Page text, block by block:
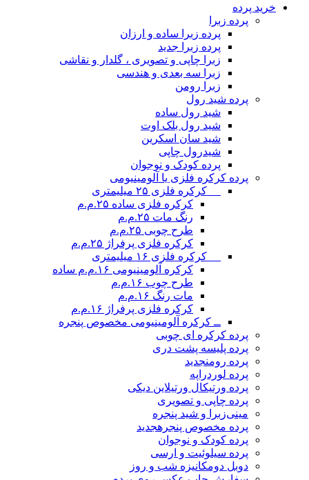
خرید پرده
پرده زبرا
پرده زبرا ساده و ارزان
پرده زبرا جدید
زبرا چاپی و تصویری ، گلدار و نقاشی
زبرا سه بعدی و هندسی
زبرا رومن
پرده شید رول
شید رول ساده
شید رول بلک اوت
شید سان اسکرین
شیدرول چاپی
پرده کودک و نوجوان
پرده کرکره فلزی یا آلومینیومی
__ کرکره فلزی ۲۵ میلیمتری
کرکره فلزی ساده ۲۵.م.م
رنگ مات ۲۵.م.م
طرح چوبی ۲۵.م.م
کرکره فلزی پرفراژ ۲۵.م.م
__ کرکره فلزی ۱۶ میلیمتری
کرکره آلومینیومی ۱۶.م.م ساده
طرح چوب ۱۶.م.م
مات رنگ ۱۶.م.م
کرکره فلزی پرفراژ ۱۶.م.م
ــ کرکره آلومینیومی مخصوص پنجره
پرده کرکره ای چوبی
پرده پلیسه پشت دری
پرده رومنجدید
پرده لوردراپه
پرده ورتیکال ورتیلاین دیکی
پرده چاپی و تصویری
مینی‌زبرا و شید پنجره
پرده مخصوص پنجره جدید
پرده کودک و نوجوان
پرده سیلوئیت و ارسی
دوبل دومکانیزه شب و روز